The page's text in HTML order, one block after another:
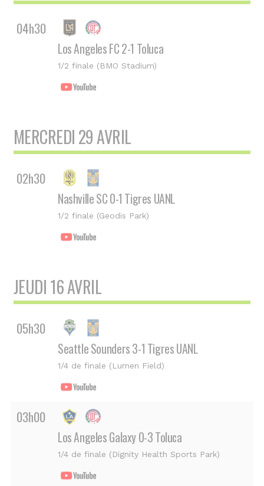
04h30
Los Angeles FC 2-1 Toluca
1/2 finale (BMO Stadium)
MERCREDI 29 AVRIL
02h30
Nashville SC 0-1 Tigres UANL
1/2 finale (Geodis Park)
JEUDI 16 AVRIL
05h30
Seattle Sounders 3-1 Tigres UANL
1/4 de finale (Lumen Field)
03h00
Los Angeles Galaxy 0-3 Toluca
1/4 de finale (Dignity Health Sports Park)